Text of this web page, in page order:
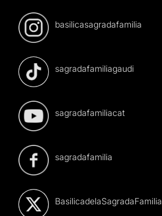
basilicasagradafamilia
sagradafamiliagaudi
sagradafamiliacat
sagradafamilia
BasilicadelaSagradaFamilia